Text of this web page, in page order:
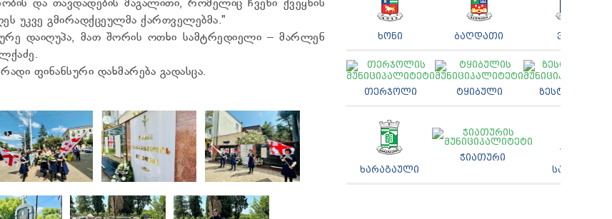
და თავდადების მაგალითი, რომელიც ჩვენი ქვეყნის
უკვე გმირადქცეულმა ქართველებმა."
დაიღუპა, მათ შორის ოთხი სამტრედიელი – მარლენ
ფინანსური დახმარება გადასცა.
ᲮᲝᲜᲘ ᲑᲐᲦᲓᲐᲗᲘ ᲕᲐᲜᲘ
ᲗᲔᲠᲯᲝᲚᲘ ᲢᲧᲘᲑᲣᲚᲘ ᲖᲔᲡᲢᲐᲤᲝᲜᲘ
ᲮᲐᲠᲐᲒᲐᲣᲚᲘ
ᲭᲘᲐᲗᲣᲠᲘ
ᲡᲐᲩᲮᲔᲠᲘ